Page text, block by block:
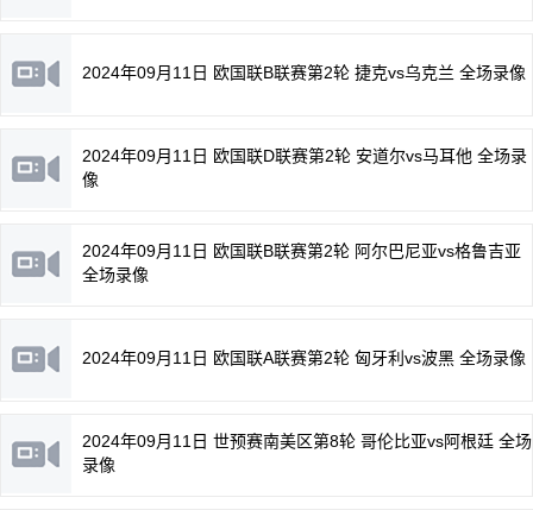
2024年09月11日 欧国联B联赛第2轮 捷克vs乌克兰 全场录像
2024年09月11日 欧国联D联赛第2轮 安道尔vs马耳他 全场录
像
2024年09月11日 欧国联B联赛第2轮 阿尔巴尼亚vs格鲁吉亚
全场录像
2024年09月11日 欧国联A联赛第2轮 匈牙利vs波黑 全场录像
2024年09月11日 世预赛南美区第8轮 哥伦比亚vs阿根廷 全场
录像